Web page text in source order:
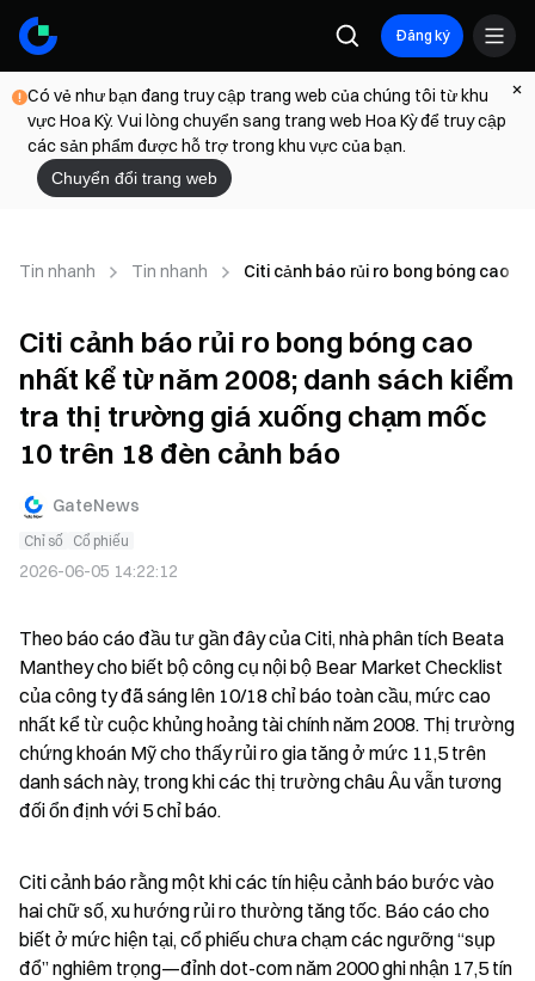
Đăng ký
Có vẻ như bạn đang truy cập trang web của chúng tôi từ khu
vực Hoa Kỳ. Vui lòng chuyển sang trang web Hoa Kỳ để truy cập
các sản phẩm được hỗ trợ trong khu vực của bạn.
Chuyển đổi trang web
Tin nhanh Tin nhanh Citi cảnh báo rủi ro bong bóng cao
Citi cảnh báo rủi ro bong bóng cao
nhất kể từ năm 2008; danh sách kiểm
tra thị trường giá xuống chạm mốc
10 trên 18 đèn cảnh báo
GateNews
Chỉ số Cổ phiếu
2026-06-05 14:22:12
Theo báo cáo đầu tư gần đây của Citi, nhà phân tích Beata
Manthey cho biết bộ công cụ nội bộ Bear Market Checklist
của công ty đã sáng lên 10/18 chỉ báo toàn cầu, mức cao
nhất kể từ cuộc khủng hoảng tài chính năm 2008. Thị trường
chứng khoán Mỹ cho thấy rủi ro gia tăng ở mức 11,5 trên
danh sách này, trong khi các thị trường châu Âu vẫn tương
đối ổn định với 5 chỉ báo.
Citi cảnh báo rằng một khi các tín hiệu cảnh báo bước vào
hai chữ số, xu hướng rủi ro thường tăng tốc. Báo cáo cho
biết ở mức hiện tại, cổ phiếu chưa chạm các ngưỡng “sụp
đổ” nghiêm trọng—đỉnh dot-com năm 2000 ghi nhận 17,5 tín